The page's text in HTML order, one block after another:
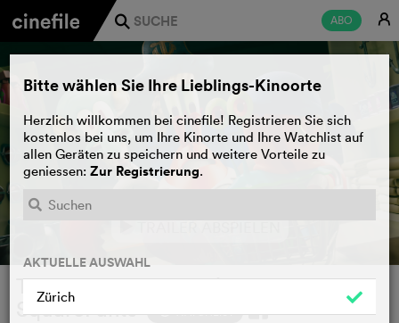
ABO E
j
TRAILER ABSPIELEN
The SpongeBob Movie: Search for
SquarePants
FWATCHLIST
Bitte wählen Sie Ihre Lieblings-Kinoorte
Herzlich willkommen bei cinefile! Registrieren Sie sich
kostenlos bei uns, um Ihre Kinorte und Ihre Watchlist auf
allen Geräten zu speichern und weitere Vorteile zu
geniessen: Zur Registrierung.
AKTUELLE AUSWAHL
Zürich